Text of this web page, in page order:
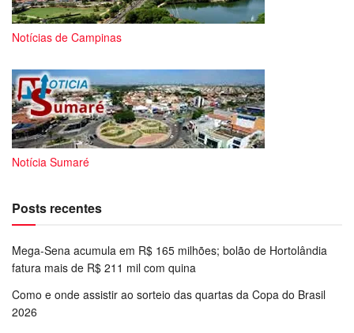
Notícias de Campinas
Notícia Sumaré
Posts recentes
Mega-Sena acumula em R$ 165 milhões; bolão de Hortolândia
fatura mais de R$ 211 mil com quina
Como e onde assistir ao sorteio das quartas da Copa do Brasil
2026